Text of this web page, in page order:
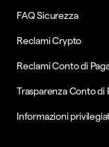
FAQ Sicurezza
Reclami Crypto
Reclami Conto di
Trasparenza Conto di
Informazioni